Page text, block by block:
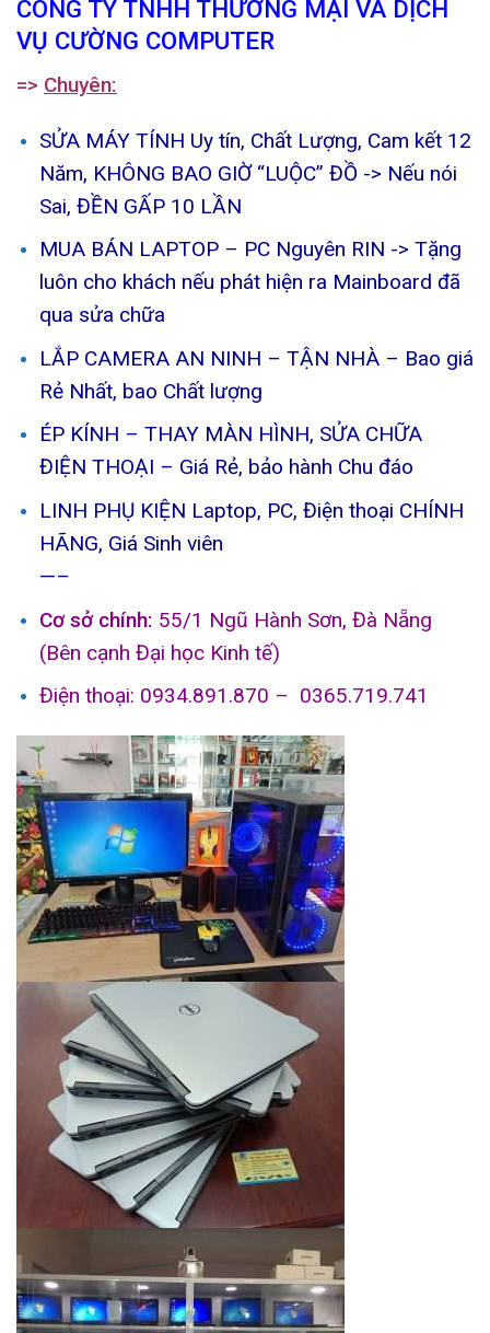
CÔNG TY TNHH THƯƠNG MẠI VÀ DỊCH
VỤ CƯỜNG COMPUTER
=> Chuyên:
SỬA MÁY TÍNH Uy tín, Chất Lượng, Cam kết 12
Năm, KHÔNG BAO GIỜ “LUỘC” ĐỒ -> Nếu nói
Sai, ĐỀN GẤP 10 LẦN
MUA BÁN LAPTOP – PC Nguyên RIN -> Tặng
luôn cho khách nếu phát hiện ra Mainboard đã
qua sửa chữa
LẮP CAMERA AN NINH – TẬN NHÀ – Bao giá
Rẻ Nhất, bao Chất lượng
ÉP KÍNH – THAY MÀN HÌNH, SỬA CHỮA
ĐIỆN THOẠI – Giá Rẻ, bảo hành Chu đáo
LINH PHỤ KIỆN Laptop, PC, Điện thoại CHÍNH
HÃNG, Giá Sinh viên
—–
Cơ sở chính: 55/1 Ngũ Hành Sơn, Đà Nẵng
(Bên cạnh Đại học Kinh tế)
Điện thoại: 0934.891.870 – 0365.719.741